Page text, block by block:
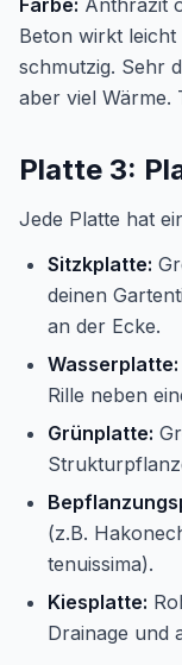
Farbe: Anthrazit
Beton wirkt
schmutzig. Sehr
aber viel Wärme.
Platte 3:
Jede Platte hat
Sitzkplatte:
deinen
an der Ecke.
Wasserplatte:
Rille neben
Grünplatte:
(z.B.
tenuissima).
Kiesplatte:
Drainage und